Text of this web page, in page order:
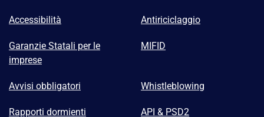
Accessibilità Antiriciclaggio
Garanzie Statali per le
imprese
MIFID
Avvisi obbligatori Whistleblowing
Rapporti dormienti API & PSD2